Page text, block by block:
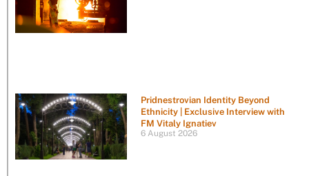
Pridnestrovian Identity Beyond
Ethnicity | Exclusive Interview with
FM Vitaly Ignatiev
6 August 2026